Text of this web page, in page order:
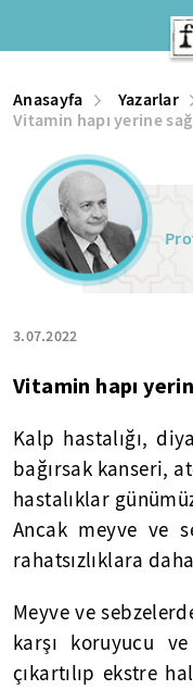
Anasayfa
Yazarlar
Vitamin hapı yerine
3.07.2022
Vitamin hapı
Kalp hastalığı,
bağırsak kanseri,
hastalıklar
Ancak meyve ve
rahatsızlıklara
Meyve ve
karşı koruyucu
çıkartılıp ekstre